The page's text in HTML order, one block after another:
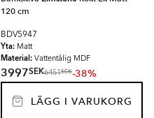
120 cm
BDV5947
Yta: Matt
Material: Vattentålig MDF
3997SEK6451SEK-38%
LÄGG I VARUKORG